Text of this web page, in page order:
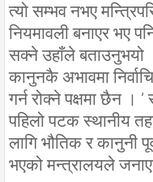
त्यो सम्भव नभए
नियमावली बनाएर भए
सक्ने उहाँले बताउनुभयो
कानुनकै अभावमा
गर्न रोक्ने पक्षमा छैन ।
पहिलो पटक स्थानीय
लागि भौतिक र कानुनी
भएको मन्त्रालयले